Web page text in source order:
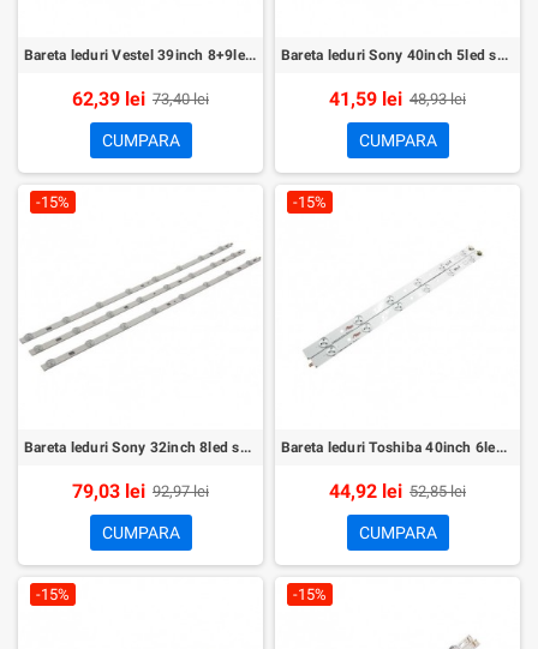
Bareta leduri Vestel 39inch 8+9led set 2buc
62,39 lei 73,40 lei
CUMPARA
Bareta leduri Sony 40inch 5led set 2buc
41,59 lei 48,93 lei
CUMPARA
-15%
Bareta leduri Sony 32inch 8led set 3buc
79,03 lei 92,97 lei
CUMPARA
-15%
Bareta leduri Toshiba 40inch 6led set 2buc
44,92 lei 52,85 lei
CUMPARA
-15% -15%